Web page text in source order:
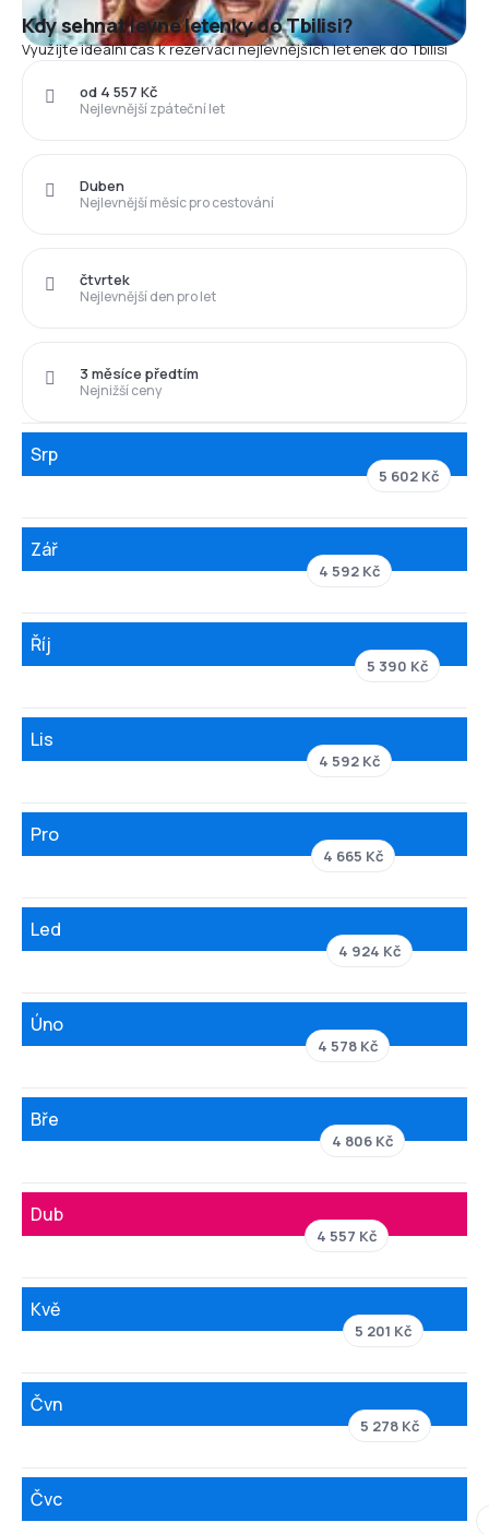
Kdy sehnat levné letenky do Tbilisi?
Využijte ideální čas k rezervaci nejlevnějších letenek do Tbilisi
Nejlevnější zpáteční let
od 4 557 Kč
Nejlevnější měsíc pro cestování
Duben
Nejlevnější den pro let
čtvrtek
Nejnižší ceny
3 měsíce předtím
Srp
5 602 Kč
Zář
4 592 Kč
Říj
5 390 Kč
Lis
4 592 Kč
Pro
4 665 Kč
Led
4 924 Kč
Úno
4 578 Kč
Bře
4 806 Kč
Dub
4 557 Kč
Kvě
5 201 Kč
Čvn
5 278 Kč
Čvc